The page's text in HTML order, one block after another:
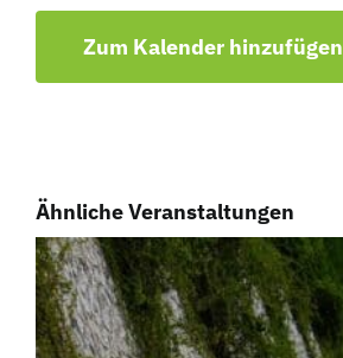
Zum Kalender hinzufügen
Ähnliche Veranstaltungen